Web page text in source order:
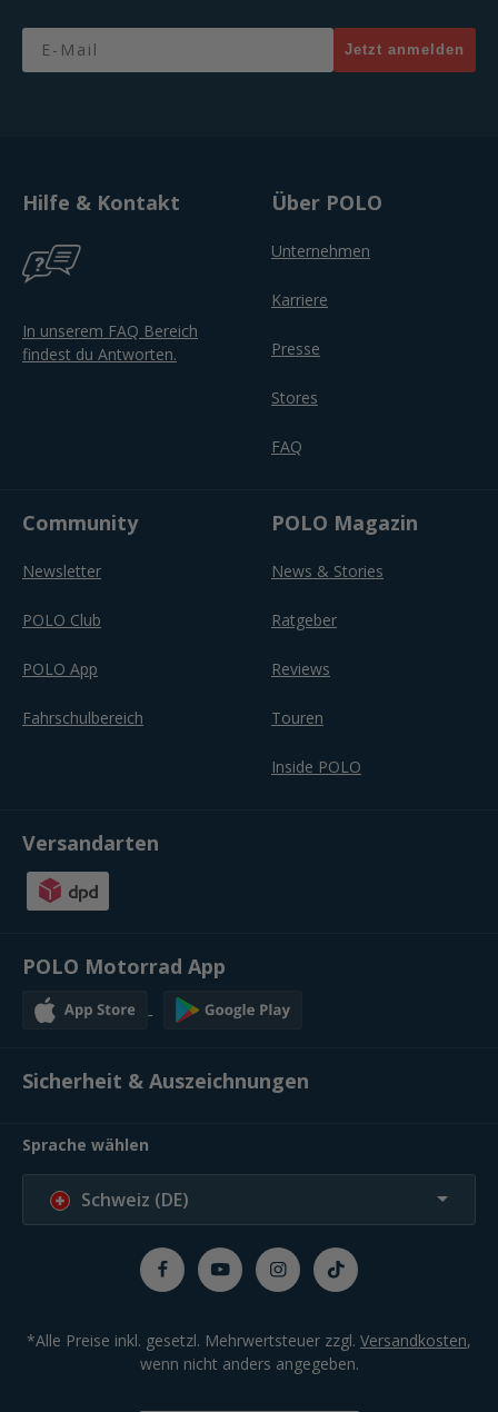
Email
Jetzt anmelden
Hilfe & Kontakt
In unserem FAQ Bereich
findest du Antworten.
Über POLO
Unternehmen
Karriere
Presse
Stores
FAQ
Community
Newsletter
POLO Club
POLO App
Fahrschulbereich
POLO Magazin
News & Stories
Ratgeber
Reviews
Touren
Inside POLO
Versandarten
POLO Motorrad App
Sicherheit & Auszeichnungen
Sprache wählen
Schweiz (DE)
*Alle Preise inkl. gesetzl. Mehrwertsteuer zzgl. Versandkosten,
wenn nicht anders angegeben.